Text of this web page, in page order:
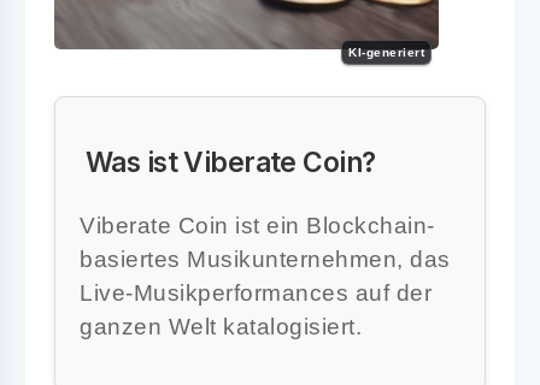
KI-generiert
Was ist Viberate Coin?
Viberate Coin ist ein Blockchain-
basiertes Musikunternehmen, das
Live-Musikperformances auf der
ganzen Welt katalogisiert.